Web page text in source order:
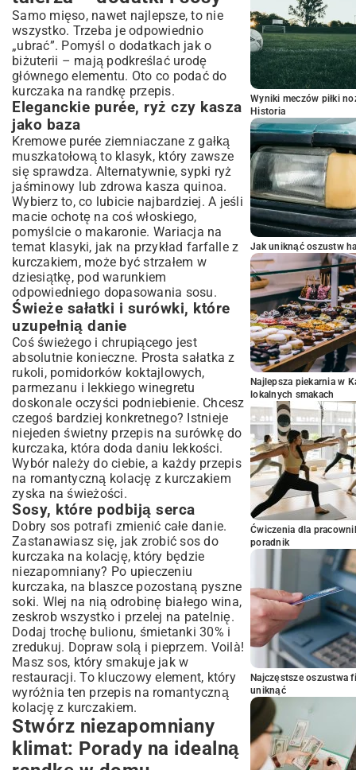
Samo mięso, nawet najlepsze, to nie
wszystko. Trzeba je odpowiednio
„ubrać”. Pomyśl o dodatkach jak o
biżuterii – mają podkreślać urodę
głównego elementu. Oto co podać do
kurczaka na randkę przepis.
Eleganckie purée, ryż czy kasza
jako baza
Kremowe purée ziemniaczane z gałką
muszkatołową to klasyk, który zawsze
się sprawdza. Alternatywnie, sypki ryż
jaśminowy lub zdrowa kasza quinoa.
Wybierz to, co lubicie najbardziej. A jeśli
macie ochotę na coś włoskiego,
pomyślcie o makaronie. Wariacja na
temat klasyki, jak na przykład farfalle z
kurczakiem, może być strzałem w
dziesiątkę, pod warunkiem
odpowiedniego dopasowania sosu.
Świeże sałatki i surówki, które
uzupełnią danie
Coś świeżego i chrupiącego jest
absolutnie konieczne. Prosta sałatka z
rukoli, pomidorków koktajlowych,
parmezanu i lekkiego winegretu
doskonale oczyści podniebienie. Chcesz
czegoś bardziej konkretnego? Istnieje
niejeden świetny przepis na surówkę do
kurczaka, która doda daniu lekkości.
Wybór należy do ciebie, a każdy przepis
na romantyczną kolację z kurczakiem
zyska na świeżości.
Sosy, które podbiją serca
Dobry sos potrafi zmienić całe danie.
Zastanawiasz się, jak zrobić sos do
kurczaka na kolację, który będzie
niezapomniany? Po upieczeniu
kurczaka, na blaszce pozostaną pyszne
soki. Wlej na nią odrobinę białego wina,
zeskrob wszystko i przelej na patelnię.
Dodaj trochę bulionu, śmietanki 30% i
zredukuj. Dopraw solą i pieprzem. Voilà!
Masz sos, który smakuje jak w
restauracji. To kluczowy element, który
wyróżnia ten przepis na romantyczną
kolację z kurczakiem.
Stwórz niezapomniany
klimat: Porady na idealną
Wyniki meczów piłki
Historia
Jak uniknąć oszustw
Najlepsza piekarnia w
lokalnych smakach
Ćwiczenia dla
poradnik
Najczęstsze oszustwa
uniknąć